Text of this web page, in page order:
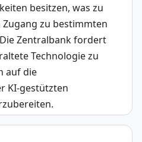
besitzen, was zu
zu bestimmten
Zentralbank fordert
Technologie zu
auf die
KI-gestützten